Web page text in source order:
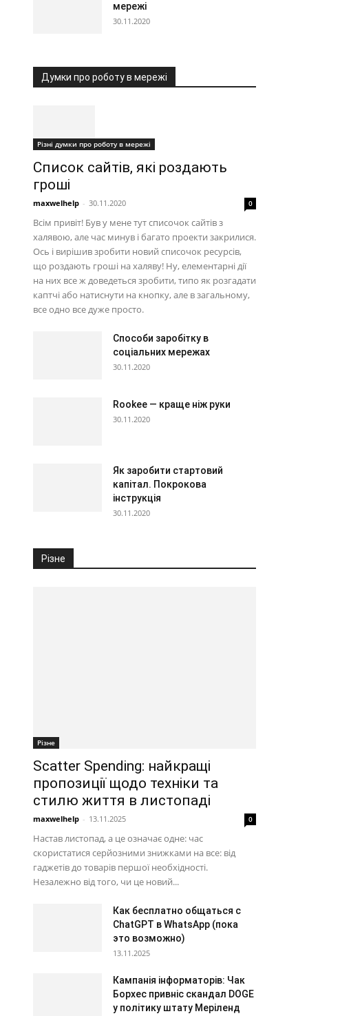
мережі
30.11.2020
Думки про роботу в мережі
Різні думки про роботу в мережі
Список сайтів, які роздають
гроші
maxwelhelp - 30.11.2020 0
Всім привіт! Був у мене тут списочок сайтів з
халявою, але час минув і багато проекти закрилися.
Ось і вирішив зробити новий списочок ресурсів,
що роздають гроші на халяву! Ну, елементарні дії
на них все ж доведеться зробити, типо як розгадати
каптчі або натиснути на кнопку, але в загальному,
все одно все дуже просто.
Способи заробітку в
соціальних мережах
30.11.2020
Rookee — краще ніж руки
30.11.2020
Як заробити стартовий
капітал. Покрокова
інструкція
30.11.2020
Різне
Різне
Scatter Spending: найкращі
пропозиції щодо техніки та
стилю життя в листопаді
maxwelhelp - 13.11.2025 0
Настав листопад, а це означає одне: час
скористатися серйозними знижками на все: від
гаджетів до товарів першої необхідності.
Незалежно від того, чи це новий...
Как бесплатно общаться с
ChatGPT в WhatsApp (пока
это возможно)
13.11.2025
Кампанія інформаторів: Чак
Борхес привніс скандал DOGE
у політику штату Меріленд